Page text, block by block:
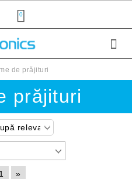
0
de prăjituri
prăjituri
1 »